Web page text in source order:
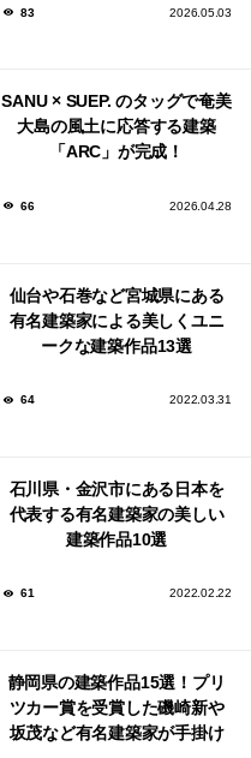
83 2026.05.03
SANU × SUEP. のタッグで奄美
大島の風土に応答する建築
「ARC」が完成！
66 2026.04.28
仙台や石巻など宮城県にある
有名建築家による美しくユニ
ークな建築作品13選
64 2022.03.31
石川県・金沢市にある日本を
代表する有名建築家の美しい
建築作品10選
61 2022.02.22
静岡県の建築作品15選！プリ
ツカー賞を受賞した磯崎新や
坂茂など有名建築家が手掛け